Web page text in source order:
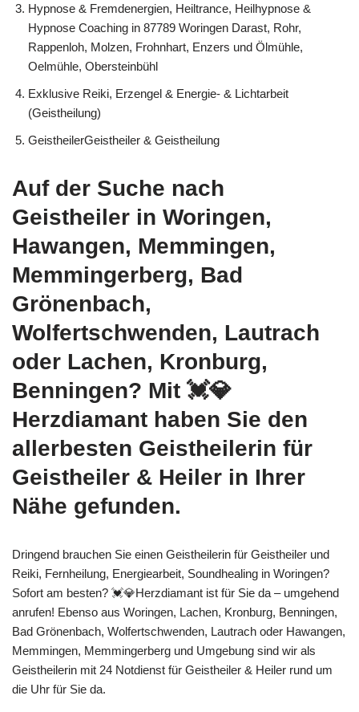
Hypnose & Fremdenergien, Heiltrance, Heilhypnose &
Hypnose Coaching in 87789 Woringen Darast, Rohr,
Rappenloh, Molzen, Frohnhart, Enzers und Ölmühle,
Oelmühle, Obersteinbühl
Exklusive Reiki, Erzengel & Energie- & Lichtarbeit
(Geistheilung)
GeistheilerGeistheiler & Geistheilung
Auf der Suche nach
Geistheiler in Woringen,
Hawangen, Memmingen,
Memmingerberg, Bad
Grönenbach,
Wolfertschwenden, Lautrach
oder Lachen, Kronburg,
Benningen? Mit 💓️💎
Herzdiamant haben Sie den
allerbesten Geistheilerin für
Geistheiler & Heiler in Ihrer
Nähe gefunden.
Dringend brauchen Sie einen Geistheilerin für Geistheiler und
Reiki, Fernheilung, Energiearbeit, Soundhealing in Woringen?
Sofort am besten? 💓️💎Herzdiamant ist für Sie da – umgehend
anrufen! Ebenso aus Woringen, Lachen, Kronburg, Benningen,
Bad Grönenbach, Wolfertschwenden, Lautrach oder Hawangen,
Memmingen, Memmingerberg und Umgebung sind wir als
Geistheilerin mit 24 Notdienst für Geistheiler & Heiler rund um
die Uhr für Sie da.